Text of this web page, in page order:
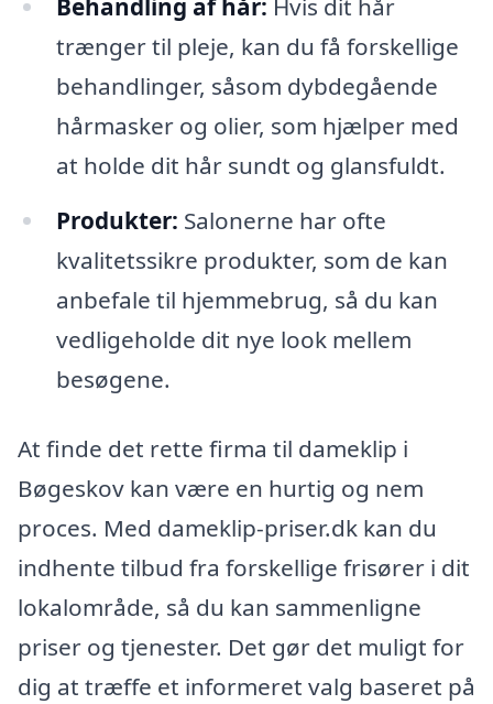
Behandling af hår: Hvis dit hår
trænger til pleje, kan du få forskellige
behandlinger, såsom dybdegående
hårmasker og olier, som hjælper med
at holde dit hår sundt og glansfuldt.
Produkter: Salonerne har ofte
kvalitetssikre produkter, som de kan
anbefale til hjemmebrug, så du kan
vedligeholde dit nye look mellem
besøgene.
At finde det rette firma til dameklip i
Bøgeskov kan være en hurtig og nem
proces. Med dameklip-priser.dk kan du
indhente tilbud fra forskellige frisører i dit
lokalområde, så du kan sammenligne
priser og tjenester. Det gør det muligt for
dig at træffe et informeret valg baseret på